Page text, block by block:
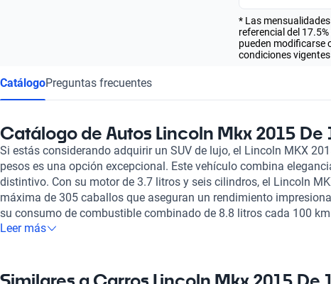
* Las
referencial del
pueden modificarse
condiciones
CatálogoPreguntas frecuentes
Catálogo de Autos Lincoln Mkx 2015 De
Si estás considerando adquirir un SUV de lujo, el Lincoln MKX
pesos es una opción excepcional. Este vehículo combina
distintivo. Con su motor de 3.7 litros y seis cilindros, el Lincoln
máxima de 305 caballos que aseguran un rendimiento
su consumo de combustible combinado de 8.8 litros cada 100
eficiente para quienes buscan economía y estilo. El interior del
conducción aireada, mientras que los sensores y la cámara de
Leer más